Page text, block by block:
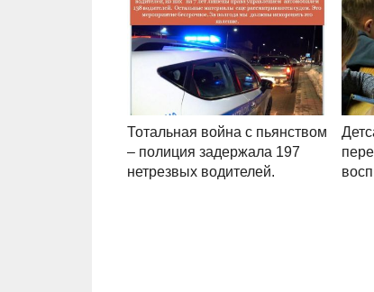
Тотальная война с пьянством
– полиция задержала 197
нетрезвых водителей.